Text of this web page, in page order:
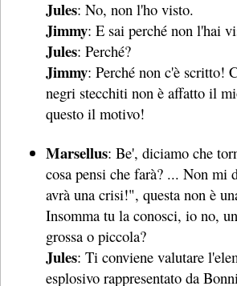
Jules: No, non l'ho visto.
Jimmy: E sai perché non l'hai
Jules: Perché?
Jimmy: Perché non c'è scritto!
negri stecchiti non è affatto il
questo il motivo!
Marsellus: Be', diciamo che
cosa pensi che farà? ... Non mi
avrà una crisi!", questa non è
Insomma tu la conosci, io no,
grossa o piccola?
Jules: Ti conviene valutare
esplosivo rappresentato da